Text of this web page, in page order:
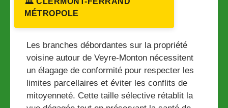
MÉTROPOLE
Les branches débordantes sur la propriété
voisine autour de Veyre-Monton nécessitent
un élagage de conformité pour respecter les
limites parcellaires et éviter les conflits de
mitoyenneté. Cette taille sélective rétablit la